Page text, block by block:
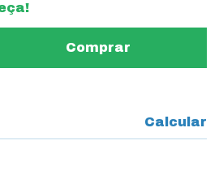
Calcular